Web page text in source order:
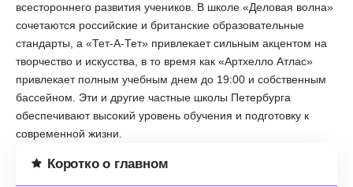
всестороннего развития учеников. В школе «Деловая волна»
сочетаются российские и британские образовательные
стандарты, а «Тет-А-Тет» привлекает сильным акцентом на
творчество и искусства, в то время как «Артхелло Атлас»
привлекает полным учебным днем до 19:00 и собственным
бассейном. Эти и другие частные школы Петербурга
обеспечивают высокий уровень обучения и подготовку к
современной жизни.
Коротко о главном